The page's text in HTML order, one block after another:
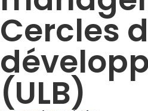
Cercles
(ULB)